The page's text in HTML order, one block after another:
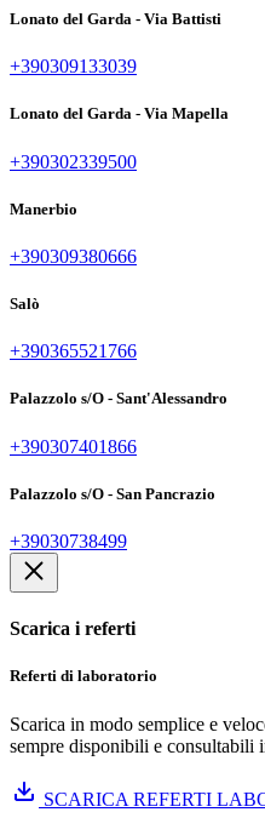
Lonato del Garda - Via Battisti
+390309133039
Lonato del Garda - Via Mapella
+390302339500
Manerbio
+390309380666
Salò
+390365521766
Palazzolo s/O - Sant'Alessandro
+390307401866
Palazzolo s/O - San Pancrazio
+39030738499
Scarica i referti
Referti di laboratorio
Scarica in modo semplice e
sempre disponibili e consultabili
SCARICA REFERTI